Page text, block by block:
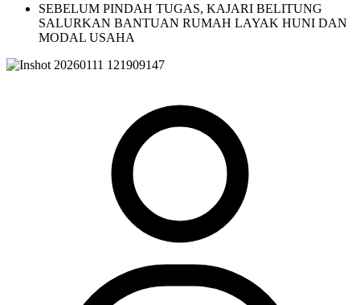
SEBELUM PINDAH TUGAS, KAJARI BELITUNG
SALURKAN BANTUAN RUMAH LAYAK HUNI DAN
MODAL USAHA